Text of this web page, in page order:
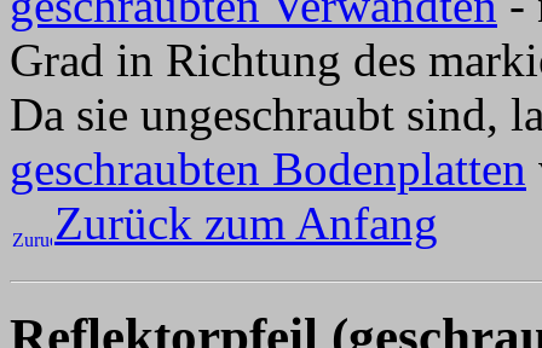
Grad in Richtung des
Da sie ungeschraubt sind,
geschraubten Bodenplatten
Zurück zum Anfang
Reflektorpfeil